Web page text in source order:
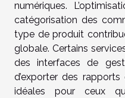
numériques.
catégorisation des
type de produit
globale. Certains
des interfaces de
d’exporter des rapports
idéales pour ceux